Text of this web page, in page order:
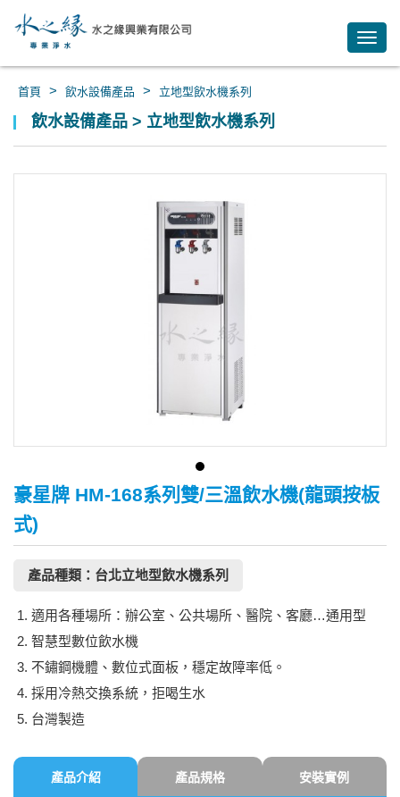
首頁 > 飲水設備產品 > 立地型飲水機系列
飲水設備產品 > 立地型飲水機系列
豪星牌 HM-168系列雙/三溫飲水機(龍頭按板
式)
產品種類：台北立地型飲水機系列
適用各種場所：辦公室、公共場所、醫院、客廳…通用型
智慧型數位飲水機
不鏽鋼機體 、數位式面板，穩定故障率低。
採用冷熱交換系統，拒喝生水
台灣製造
產品介紹 產品規格 安裝實例